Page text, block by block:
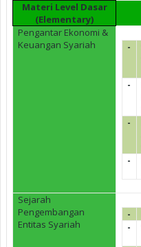
Materi Level Dasar
(Elementary)
Pengantar Ekonomi &
Keuangan Syariah
-
-
-
-
Sejarah
Pengembangan
Entitas Syariah
-
-